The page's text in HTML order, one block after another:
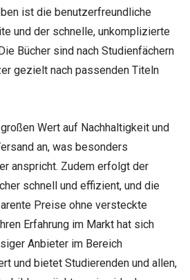
ist die benutzerfreundliche
und der schnelle, unkomplizierte
Bücher sind nach Studienfächern
gezielt nach passenden Titeln
Wert auf Nachhaltigkeit und
an, was besonders
anspricht. Zudem erfolgt der
schnell und effizient, und die
Preise ohne versteckte
Erfahrung im Markt hat sich
Anbieter im Bereich
und bietet Studierenden und allen,